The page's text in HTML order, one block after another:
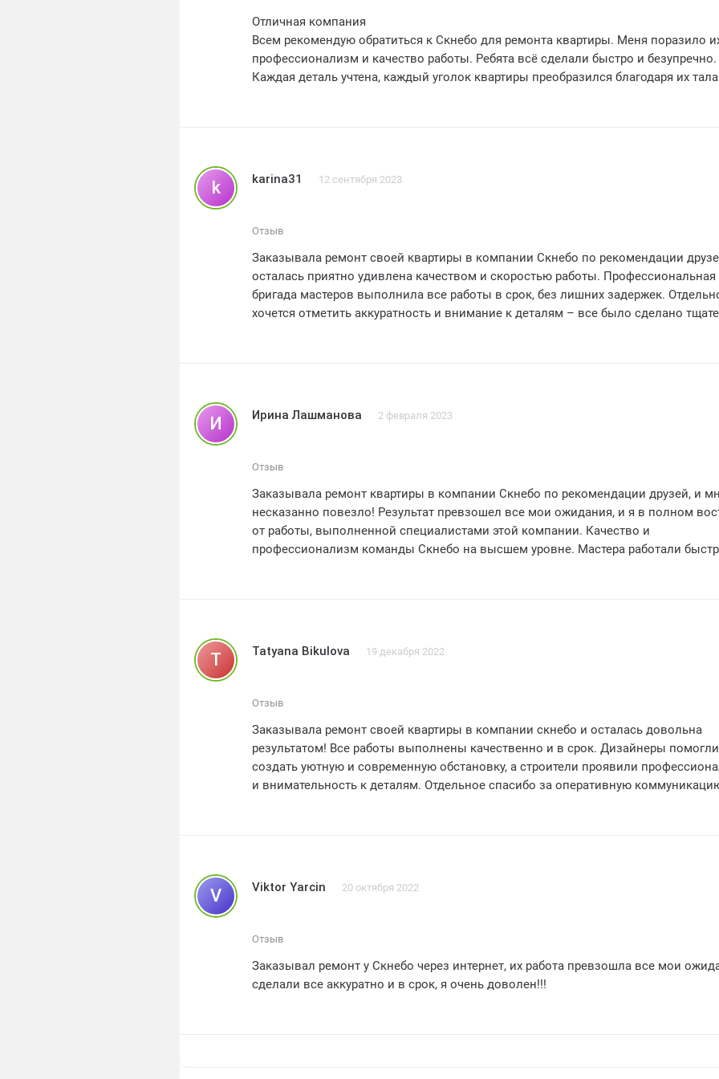
Отличная компания
Всем рекомендую обратиться к Скнебо для ремонта квартиры. Меня поразило
профессионализм и качество работы. Ребята всё сделали быстро и безупречно.
Каждая деталь учтена, каждый уголок квартиры преобразился благодаря их
5 звезд ⭐️⭐️⭐️⭐️⭐️
k karina31 12 сентября 2023
Отзыв
Заказывала ремонт своей квартиры в компании Скнебо по рекомендации
осталась приятно удивлена качеством и скоростью работы. Профессиональная
бригада мастеров выполнила все работы в срок, без лишних задержек.
хочется отметить аккуратность и внимание к деталям – все было сделано
И Ирина Лашманова 2 февраля 2023
Отзыв
Заказывала ремонт квартиры в компании Скнебо по рекомендации друзей, и
несказанно повезло! Результат превзошел все мои ожидания, и я в полном
от работы, выполненной специалистами этой компании. Качество и
профессионализм команды Скнебо на высшем уровне. Мастера работали
работу! Рейтинг – 5 звезд!
T Tatyana Bikulova 19 декабря 2022
Отзыв
Заказывала ремонт своей квартиры в компании скнебо и осталась довольна
результатом! Все работы выполнены качественно и в срок. Дизайнеры
создать уютную и современную обстановку, а строители проявили
и внимательность к деталям. Отдельное спасибо за оперативную
V Viktor Yarcin 20 октября 2022
Отзыв
Заказывал ремонт у Скнебо через интернет, их работа превзошла все мои
сделали все аккуратно и в срок, я очень доволен!!!